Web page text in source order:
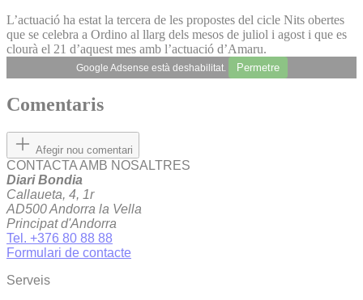
L’actuació ha estat la tercera de les propostes del cicle Nits obertes
que se celebra a Ordino al llarg dels mesos de juliol i agost i que es
clourà el 21 d’aquest mes amb l’actuació d’Amaru.
Google Adsense està deshabilitat. Permetre
Comentaris
Afegir nou comentari
CONTACTA AMB NOSALTRES
Diari Bondia
Callaueta, 4, 1r
AD500 Andorra la Vella
Principat d'Andorra
Tel. +376 80 88 88
Formulari de contacte
Serveis